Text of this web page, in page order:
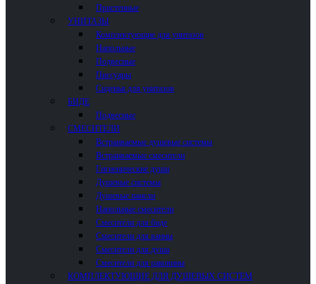
Пристенные
УНИТАЗЫ
Комплектующие для унитазов
Напольные
Подвесные
Писсуары
Сиденья для унитазов
БИДЕ
Подвесные
СМЕСИТЕЛИ
Встраиваемые душевые системы
Встраиваемые смесители
Гигиенические души
Душевые системы
Душевые панели
Напольные смесители
Смесители для биде
Смесители для ванны
Смесители для душа
Смесители для раковины
КОМПЛЕКТУЮЩИЕ ДЛЯ ДУШЕВЫХ СИСТЕМ